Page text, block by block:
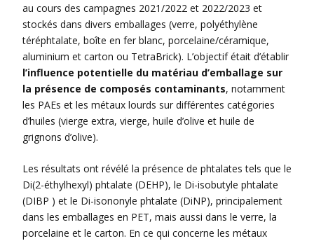
au cours des campagnes 2021/2022 et 2022/2023 et
stockés dans divers emballages (verre, polyéthylène
téréphtalate, boîte en fer blanc, porcelaine/céramique,
aluminium et carton ou TetraBrick). L’objectif était d’établir
l’influence potentielle du matériau d’emballage sur
la présence de composés contaminants, notamment
les PAEs et les métaux lourds sur différentes catégories
d’huiles (vierge extra, vierge, huile d’olive et huile de
grignons d’olive).
Les résultats ont révélé la présence de phtalates tels que le
Di(2-éthylhexyl) phtalate (DEHP), le Di-isobutyle phtalate
(DIBP ) et le Di-isononyle phtalate (DiNP), principalement
dans les emballages en PET, mais aussi dans le verre, la
porcelaine et le carton. En ce qui concerne les métaux